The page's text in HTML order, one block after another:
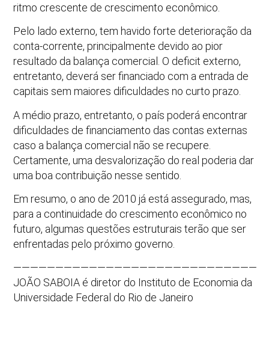
ritmo crescente de crescimento econômico.
Pelo lado externo, tem havido forte deterioração da
conta-corrente, principalmente devido ao pior
resultado da balança comercial. O deficit externo,
entretanto, deverá ser financiado com a entrada de
capitais sem maiores dificuldades no curto prazo.
A médio prazo, entretanto, o país poderá encontrar
dificuldades de financiamento das contas externas
caso a balança comercial não se recupere.
Certamente, uma desvalorização do real poderia dar
uma boa contribuição nesse sentido.
Em resumo, o ano de 2010 já está assegurado, mas,
para a continuidade do crescimento econômico no
futuro, algumas questões estruturais terão que ser
enfrentadas pelo próximo governo.
—————————————————————————————
JOÃO SABOIA é diretor do Instituto de Economia da
Universidade Federal do Rio de Janeiro